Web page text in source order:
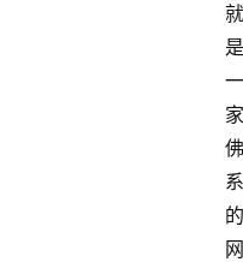
就
是
一
家
佛
系
的
网